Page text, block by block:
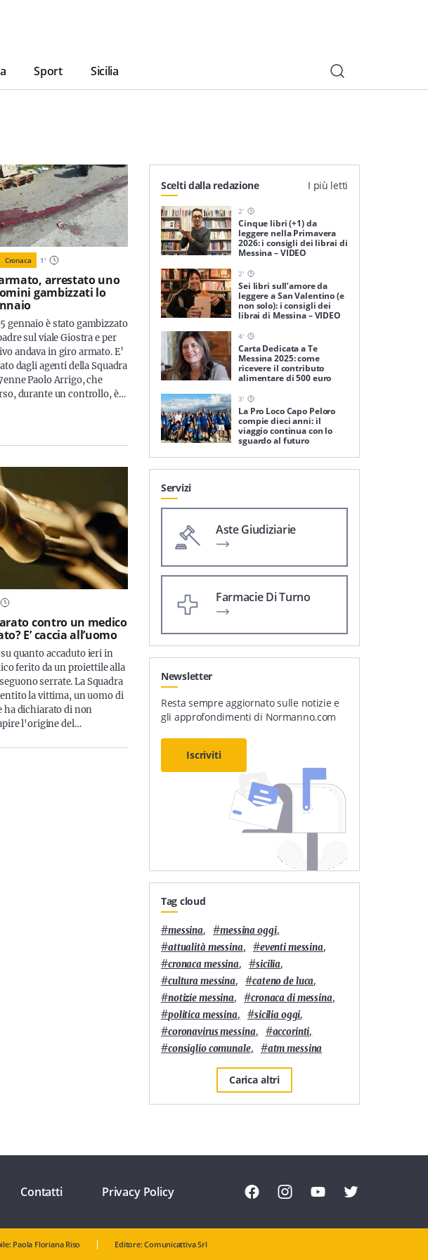
Sport Sicilia
Cronaca 1'
arrestato uno
gambizzati lo
gennaio è stato gambizzato
sul viale Giostra e per
andava in giro armato. E’
dagli agenti della Squadra
Paolo Arrigo, che
durante un controllo, è…
contro un medico
E’ caccia all’uomo
quanto accaduto ieri in
ferito da un proiettile alla
serrate. La Squadra
la vittima, un uomo di
ha dichiarato di non
l'origine del…
Scelti dalla redazione I più letti
2'
Cinque libri (+1) da
leggere nella Primavera
2026: i consigli dei librai di
Messina – VIDEO
2'
Sei libri sull’amore da
leggere a San Valentino (e
non solo): i consigli dei
librai di Messina – VIDEO
4'
Carta Dedicata a Te
Messina 2025: come
ricevere il contributo
alimentare di 500 euro
3'
La Pro Loco Capo Peloro
compie dieci anni: il
viaggio continua con lo
sguardo al futuro
Servizi
Aste Giudiziarie
Farmacie Di Turno
Newsletter
Resta sempre aggiornato sulle notizie e
gli approfondimenti di Normanno.com
Iscriviti
Tag cloud
#messina, #messina oggi,
#attualità messina, #eventi messina,
#cronaca messina, #sicilia,
#cultura messina, #cateno de luca,
#notizie messina, #cronaca di messina,
#politica messina, #sicilia oggi,
#coronavirus messina, #accorinti,
#consiglio comunale, #atm messina
Carica altri
Contatti Privacy Policy
Paola Floriana Riso Editore: Comunicattiva Srl